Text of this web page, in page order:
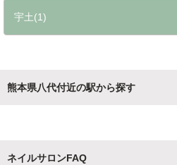
宇土(1)
熊本県八代付近の駅から探す
ネイルサロンFAQ